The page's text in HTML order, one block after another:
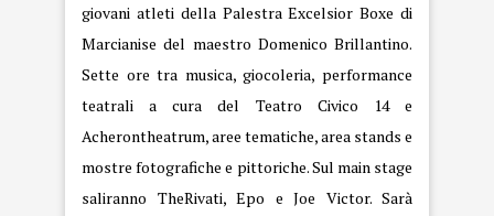
giovani atleti della Palestra Excelsior Boxe di
Marcianise del maestro Domenico Brillantino.
Sette ore tra musica, giocoleria, performance
teatrali a cura del Teatro Civico 14 e
Acherontheatrum, aree tematiche, area stands e
mostre fotografiche e pittoriche. Sul main stage
saliranno TheRivati, Epo e Joe Victor. Sarà